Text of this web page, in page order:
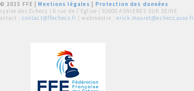
2015 FFE |Mentions légales
Protection des données
des Echecs | 6 rue de l'Eglise | 92600 ASNIERES SUR SEINE
: contact@ffechecs.fr | webmestre : erick.mouret@echecs.asso.fr